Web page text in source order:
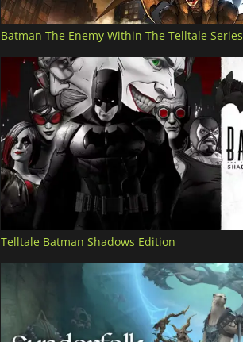
Batman The Enemy Within The Telltale Series
Telltale Batman Shadows Edition